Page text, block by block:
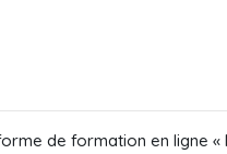
de formation en ligne «